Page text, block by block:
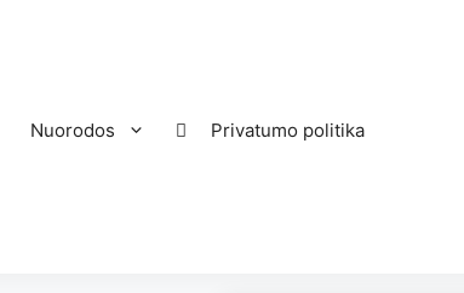
Nuorodos Privatumo politika